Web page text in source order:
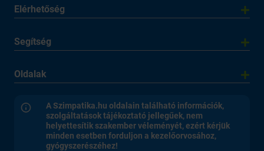
Elérhetőség
Segítség
Oldalak
A Szimpatika.hu oldalain található információk,
szolgáltatások tájékoztató jellegűek, nem
helyettesítik szakember véleményét, ezért kérjük
minden esetben forduljon a kezelőorvosához,
gyógyszerészéhez!